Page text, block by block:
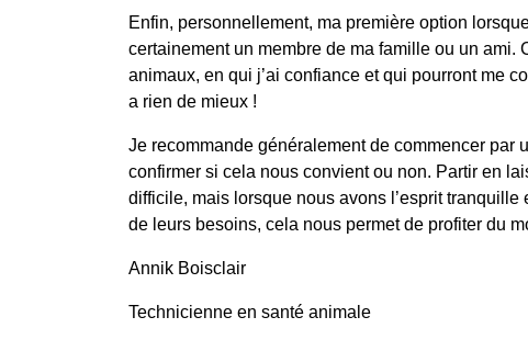
Enfin, personnellement, ma première option
certainement un membre de ma famille ou un
animaux, en qui j’ai confiance et qui pourront me
a rien de mieux !
Je recommande généralement de commencer par
confirmer si cela nous convient ou non. Partir en
difficile, mais lorsque nous avons l’esprit
de leurs besoins, cela nous permet de profiter du
Annik Boisclair
Technicienne en santé animale